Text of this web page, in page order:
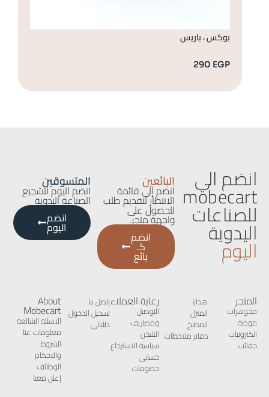
بوكس ، باريس
290 EGP
انضم الي
mobecart
للصناعات
اليدوية
اليوم
البائعين
انضم إلى قائمة
الانتظار لتقديم طلب
للحصول على
واجهة متجر.
انضم
كـ
بائع
المتسوقين
انضم اليوم لتشجيع
الصناعة اليدوية
انضم
اليوم
المتجر
مجوهرات
موضة
الكترونيات
حقائب
هدايا
المنزل
المطبخ
دفاتر ملاحظات
رعاية العملاء
التوصيل
ومصاريف
الشحن
سياسة الاسترجاع
حسابى
خصومات
إتصل بنا
تسجيل الدخول
طلباتى
About
Mobecart
الاسئلة الشائعة
معلومات عنا
الشروط
والاحكام
الوظائف
إعلن معنا